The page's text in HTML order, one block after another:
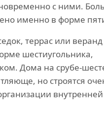
с ними.
именно в форме
террас или
шестиугольника,
Дома на срубе-
но строятся
внутренней